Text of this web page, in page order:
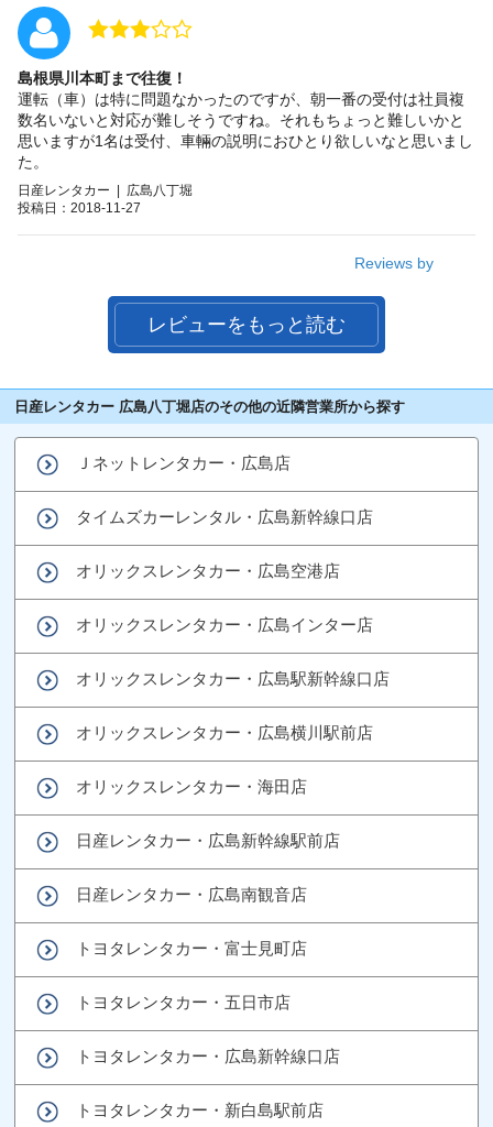
島根県川本町まで往復！
運転（車）は特に問題なかったのですが、朝一番の受付は社員複
数名いないと対応が難しそうですね。それもちょっと難しいかと
思いますが1名は受付、車輛の説明におひとり欲しいなと思いまし
た。
日産レンタカー | 広島八丁堀
投稿日：2018-11-27
Reviews by
レビューをもっと読む
日産レンタカー 広島八丁堀店のその他の近隣営業所から探す
Ｊネットレンタカー・広島店
タイムズカーレンタル・広島新幹線口店
オリックスレンタカー・広島空港店
オリックスレンタカー・広島インター店
オリックスレンタカー・広島駅新幹線口店
オリックスレンタカー・広島横川駅前店
オリックスレンタカー・海田店
日産レンタカー・広島新幹線駅前店
日産レンタカー・広島南観音店
トヨタレンタカー・富士見町店
トヨタレンタカー・五日市店
トヨタレンタカー・広島新幹線口店
トヨタレンタカー・新白島駅前店